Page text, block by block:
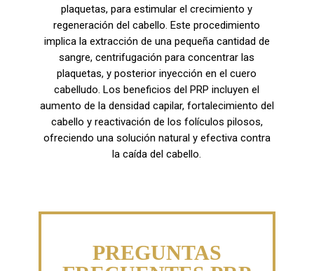
plaquetas, para estimular el crecimiento y
regeneración del cabello. Este procedimiento
implica la extracción de una pequeña cantidad de
sangre, centrifugación para concentrar las
plaquetas, y posterior inyección en el cuero
cabelludo. Los beneficios del PRP incluyen el
aumento de la densidad capilar, fortalecimiento del
cabello y reactivación de los folículos pilosos,
ofreciendo una solución natural y efectiva contra
la caída del cabello.
PREGUNTAS